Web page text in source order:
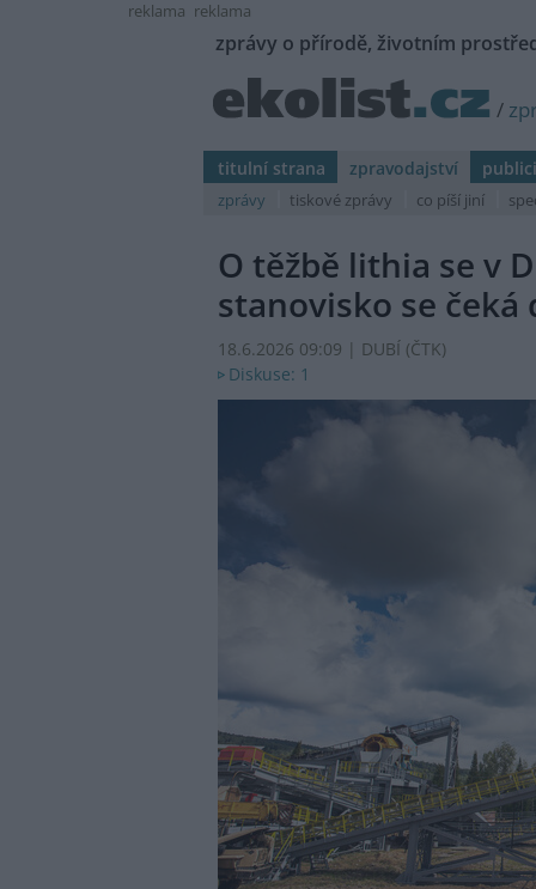
reklama reklama
zprávy o přírodě, životním
/
titulní strana zpravodajství
zprávy tiskové zprávy co píší jiní
O těžbě lithia se v
stanovisko se čeká
18.6.2026 09:09 | DUBÍ (ČTK)
Diskuse: 1